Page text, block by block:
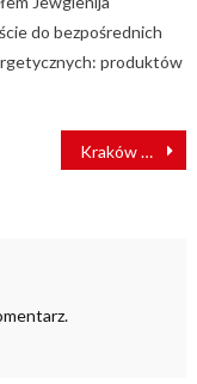
do bezpośrednich
produktów
Kraków wzmocni komunikację miejską